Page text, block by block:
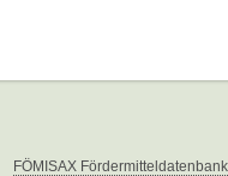
FÖMISAX Fördermitteldatenbank